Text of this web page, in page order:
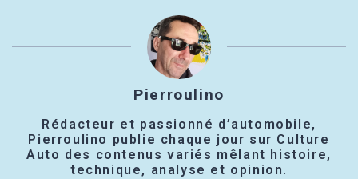
Pierroulino
Rédacteur et passionné d’automobile,
Pierroulino publie chaque jour sur Culture
Auto des contenus variés mêlant histoire,
technique, analyse et opinion.